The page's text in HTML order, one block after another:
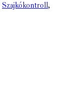
Szajkókontroll,